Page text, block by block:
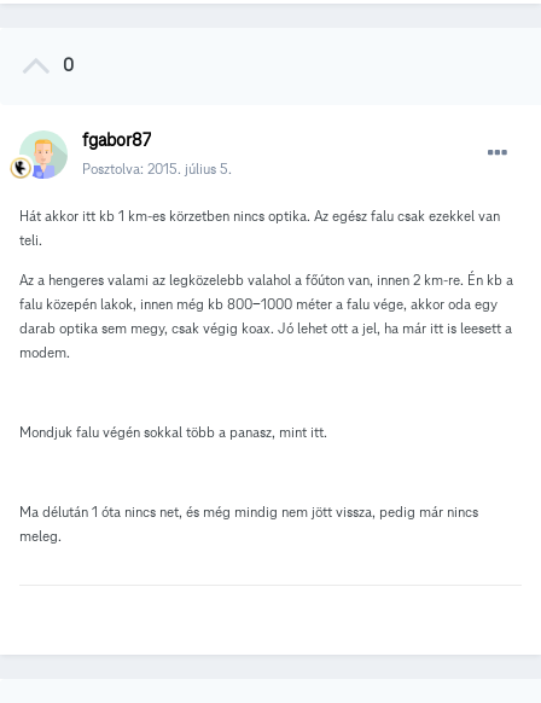
0
fgabor87
Posztolva: 2015. július 5.
Hát akkor itt kb 1 km-es körzetben nincs optika. Az egész falu csak ezekkel van
teli.
Az a hengeres valami az legközelebb valahol a főúton van, innen 2 km-re. Én kb a
falu közepén lakok, innen még kb 800-1000 méter a falu vége, akkor oda egy
darab optika sem megy, csak végig koax. Jó lehet ott a jel, ha már itt is leesett a
modem.
Mondjuk falu végén sokkal több a panasz, mint itt.
Ma délután 1 óta nincs net, és még mindig nem jött vissza, pedig már nincs
meleg.